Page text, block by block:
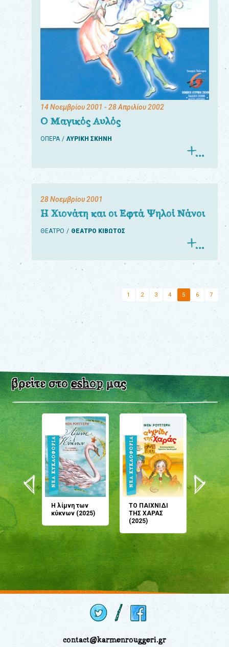
14 Νοεμβρίου 2001 - 28 Απριλίου 2002
Ο Μαγικός Αυλός
ΟΠΕΡΑ ΛΥΡΙΚΗ ΣΚΗΝΗ
28 Νοεμβρίου 2001
Η Χιονάτη και οι Εφτά Ψηλοί Νάνοι
ΘΕΑΤΡΟ ΘΕΑΤΡΟ ΚΙΒΩΤΟΣ
1 2 3 4 5 6 7
βρείτε στοeshopμας
Η λίμνη των
κύκνων (2025)
ΤΟ ΠΑΙΧΝΙΔΙ
ΤΗΣ ΧΑΡΑΣ
(2025)
μου;
(2024)
contact@karmenrouggeri.gr